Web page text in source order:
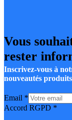
Vous
rester
Inscrivez-vous à
nouveautés
Email *
Accord RGPD *